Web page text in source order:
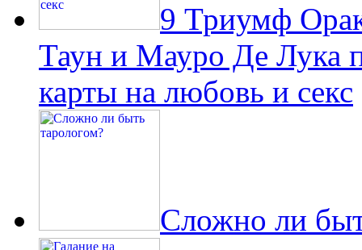
9 Триумф
Таун и Мауро Де Лука
карты на любовь и секс
Сложно ли